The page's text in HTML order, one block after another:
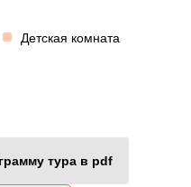
Детская комната
тура в pdf